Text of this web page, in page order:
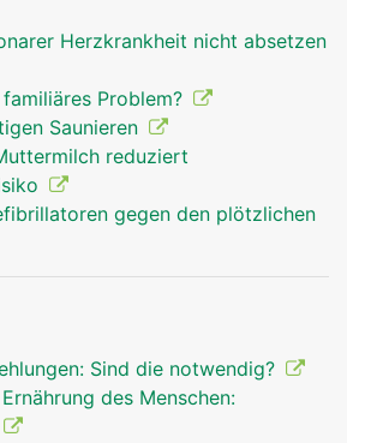
Herzkrankheit nicht absetzen
Problem?
Saunieren
reduziert
gegen den plötzlichen
Sind die notwendig?
des Menschen: